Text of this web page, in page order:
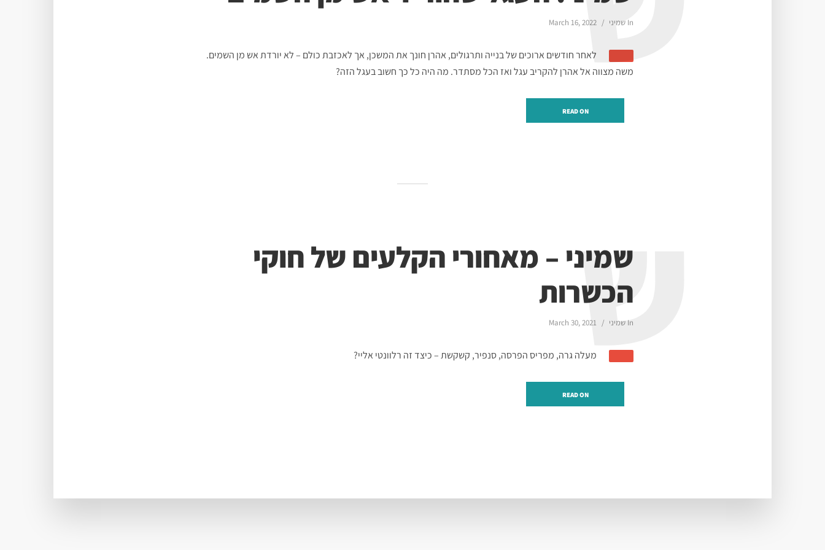
In שמיני March 16, 2022
לאחר חודשים ארוכים של בנייה ותרגולים, אהרן חונך את המשכן, אך לאכזבת כולם – לא יורדת אש מן השמים.
משה מצווה אל אהרן להקריב עגל ואז הכל מסתדר. מה היה כל כך חשוב בעגל הזה?
READ ON
שמיני – מאחורי הקלעים של חוקי
הכשרות
In שמיני March 30, 2021שמעלה גרה, מפריס הפרסה, סנפיר, קשקשת – כיצד זה רלוונטי אליי?
READ ON